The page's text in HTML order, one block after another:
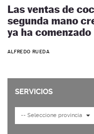
Las ventas de
segunda mano
ya ha comenzado
ALFREDO RUEDA